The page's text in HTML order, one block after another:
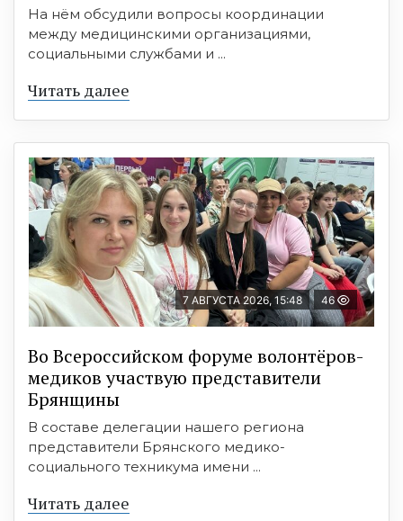
На нём обсудили вопросы координации
между медицинскими организациями,
социальными службами и ...
Читать далее
7 АВГУСТА 2026, 15:48 46
Во Всероссийском форуме волонтёров-
медиков участвую представители
Брянщины
В составе делегации нашего региона
представители Брянского медико-
социального техникума имени ...
Читать далее